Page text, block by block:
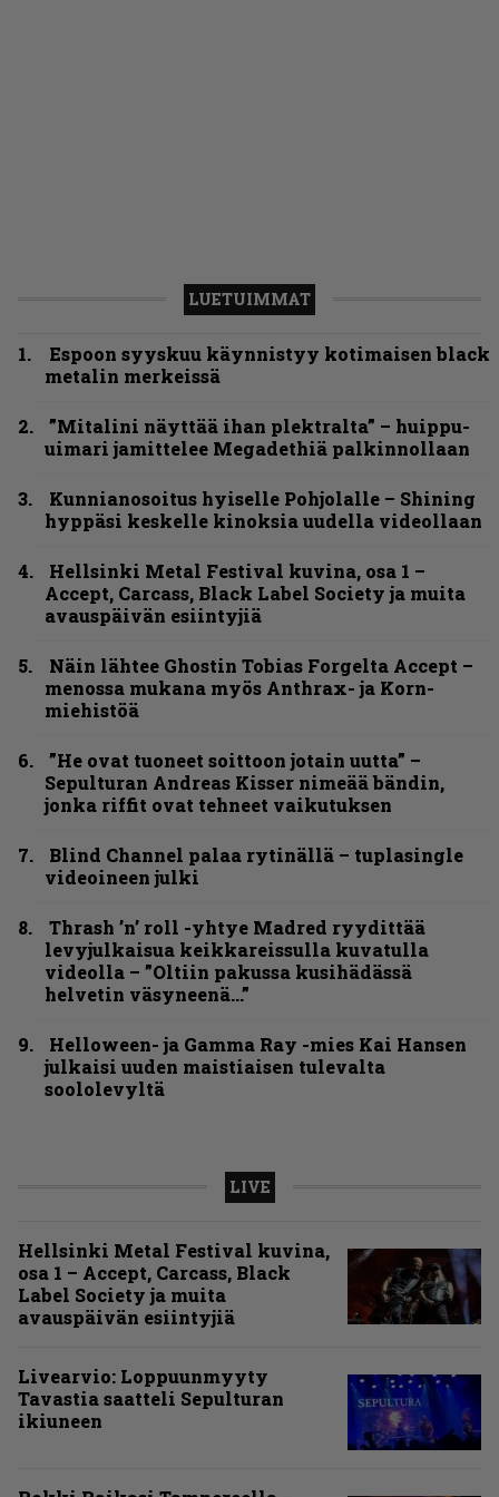
LUETUIMMAT
Espoon syyskuu käynnistyy kotimaisen black
metalin merkeissä
”Mitalini näyttää ihan plektralta” – huippu-
uimari jamittelee Megadethiä palkinnollaan
Kunnianosoitus hyiselle Pohjolalle – Shining
hyppäsi keskelle kinoksia uudella videollaan
Hellsinki Metal Festival kuvina, osa 1 –
Accept, Carcass, Black Label Society ja muita
avauspäivän esiintyjiä
Näin lähtee Ghostin Tobias Forgelta Accept –
menossa mukana myös Anthrax- ja Korn-
miehistöä
”He ovat tuoneet soittoon jotain uutta” –
Sepulturan Andreas Kisser nimeää bändin,
jonka riffit ovat tehneet vaikutuksen
Blind Channel palaa rytinällä – tuplasingle
videoineen julki
Thrash ’n’ roll -yhtye Madred ryydittää
levyjulkaisua keikkareissulla kuvatulla
videolla – ”Oltiin pakussa kusihädässä
helvetin väsyneenä…”
Helloween- ja Gamma Ray -mies Kai Hansen
julkaisi uuden maistiaisen tulevalta
soololevyltä
LIVE
Hellsinki Metal Festival kuvina,
osa 1 – Accept, Carcass, Black
Label Society ja muita
avauspäivän esiintyjiä
Livearvio: Loppuunmyyty
Tavastia saatteli Sepulturan
ikiuneen